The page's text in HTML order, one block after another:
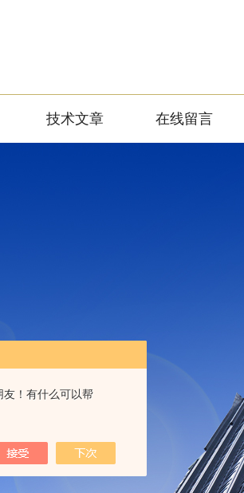
友！有什么可以帮
技术文章 在线留言